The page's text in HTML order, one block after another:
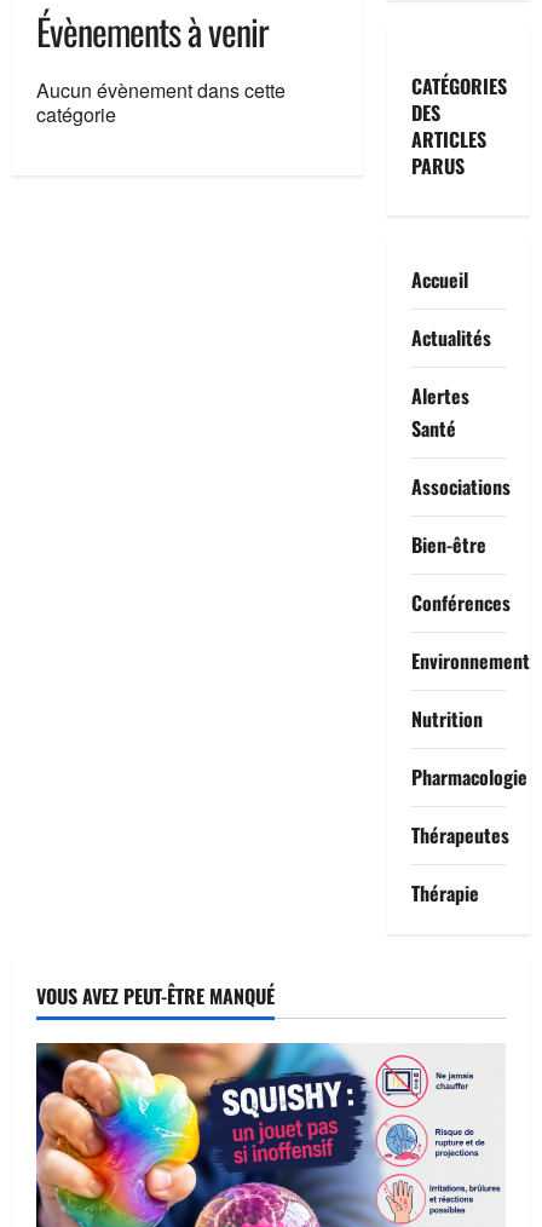
Évènements à venir
Aucun évènement dans cette
catégorie
CATÉGORIES
DES
ARTICLES
PARUS
Accueil
Actualités
Alertes
Santé
Associations
Bien-être
Conférences
Environnement
Nutrition
Pharmacologie
Thérapeutes
Thérapie
VOUS AVEZ PEUT-ÊTRE MANQUÉ